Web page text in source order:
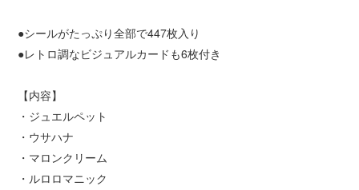
●シールがたっぷり全部で447枚入り
●レトロ調なビジュアルカードも6枚付き
【内容】
・ジュエルペット
・ウサハナ
・マロンクリーム
・ルロロマニック